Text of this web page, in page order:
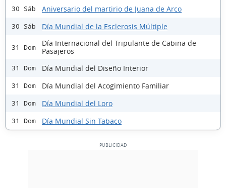
30 Sáb Aniversario del martirio de Juana de Arco
30 Sáb Día Mundial de la Esclerosis Múltiple
31 Dom
Día Internacional del Tripulante de Cabina de
Pasajeros
31 Dom Día Mundial del Diseño Interior
31 Dom Día Mundial del Acogimiento Familiar
31 Dom Día Mundial del Loro
31 Dom Día Mundial Sin Tabaco